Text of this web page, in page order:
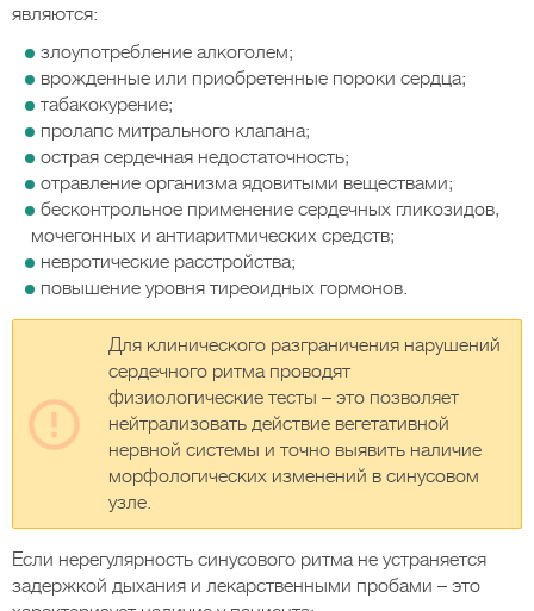
являются:
злоупотребление алкоголем;
врожденные или приобретенные пороки сердца;
табакокурение;
пролапс митрального клапана;
острая сердечная недостаточность;
отравление организма ядовитыми веществами;
бесконтрольное применение сердечных гликозидов,
мочегонных и антиаритмических средств;
невротические расстройства;
повышение уровня тиреоидных гормонов.
Для клинического разграничения нарушений
сердечного ритма проводят
физиологические тесты – это позволяет
нейтрализовать действие вегетативной
нервной системы и точно выявить наличие
морфологических изменений в синусовом
узле.
Если нерегулярность синусового ритма не устраняется
задержкой дыхания и лекарственными пробами – это